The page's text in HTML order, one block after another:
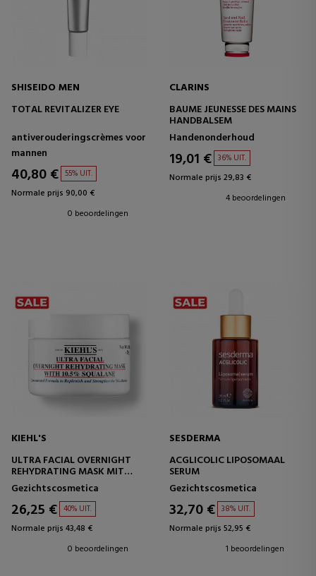
SHISEIDO MEN
TOTAL REVITALIZER EYE
antiverouderingscrèmes voor
mannen
40,80 € 55% UIT.
Normale prijs 90,00 €
0 beoordelingen
CLARINS
BAUME JEUNESSE DES MAINS
HANDBALSEM
Handenonderhoud
19,01 € 36% UIT.
Normale prijs 29,83 €
4 beoordelingen
KIEHL'S
ULTRA FACIAL OVERNIGHT
REHYDRATING MASK MIT
10.5% SQUALAN
HYDRATEREND
GEZICHTSMASKER
Gezichtscosmetica
26,25 € 40% UIT.
Normale prijs 43,48 €
0 beoordelingen
SESDERMA
ACGLICOLIC LIPOSOMAAL
SERUM
Gezichtscosmetica
32,70 € 38% UIT.
Normale prijs 52,95 €
1 beoordelingen